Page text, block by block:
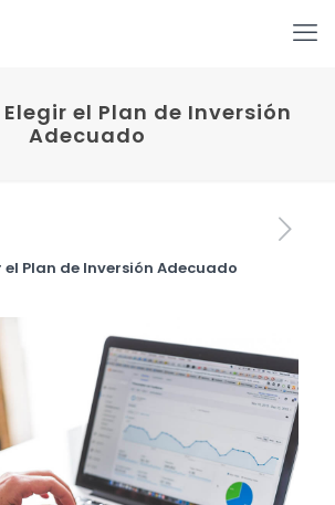
el Plan de Inversión
Adecuado
Plan de Inversión Adecuado